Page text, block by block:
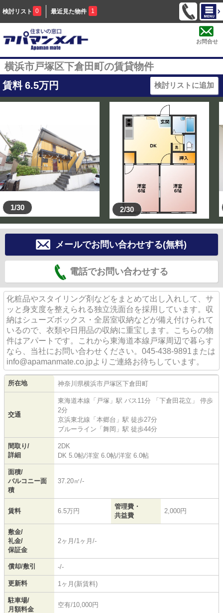
検討リスト 0 最近見た物件 1
お問合せ
横浜市戸塚区下倉田町の賃貸物件
賃料 6.5万円 検討リストに追加
1/30 2/30
メールでお問い合わせする(無料)
電話でお問い合わせする
化粧品やスタイリング剤などをまとめて出し入れして、サ
ッと身支度を整えられる独立洗面台を採用しています。収
納はシューズボックス・全居室収納などが備え付けられて
いるので、衣類や日用品の収納に重宝します。こちらの物
件はアパートです。これから東海道本線戸塚周辺で暮らす
なら、当社にお問い合わせください。045-438-9891または
info@apamanmate.co.jpよりご連絡お待ちしています。
所在地 神奈川県横浜市戸塚区下倉田町
交通
東海道本線 「 戸塚 」駅 バス11分 「下倉田花立」 停歩
2分
京浜東北線 「 本郷台 」駅 徒歩27分
ブルーライン 「 舞岡 」駅 徒歩44分
間取り/
詳細
2DK
DK 5.0帖/洋室 6.0帖/洋室 6.0帖
面積/
バルコニー面
積
37.20㎡/-
賃料 6.5万円
管理費・
共益費
2,000円
敷金/
礼金/
保証金
2ヶ月/1ヶ月/-
償却/敷引 -/-
更新料 1ヶ月(新賃料)
駐車場/
月額料金
空有/10,000円